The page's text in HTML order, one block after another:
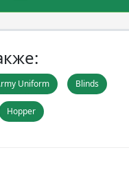
Uniform Blinds
Hopper